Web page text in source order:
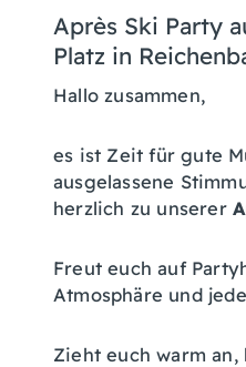
Après Ski Party
Platz in
Hallo zusammen,
es ist Zeit für gute
ausgelassene
herzlich zu unserer
Freut euch auf
Atmosphäre und
Zieht euch warm